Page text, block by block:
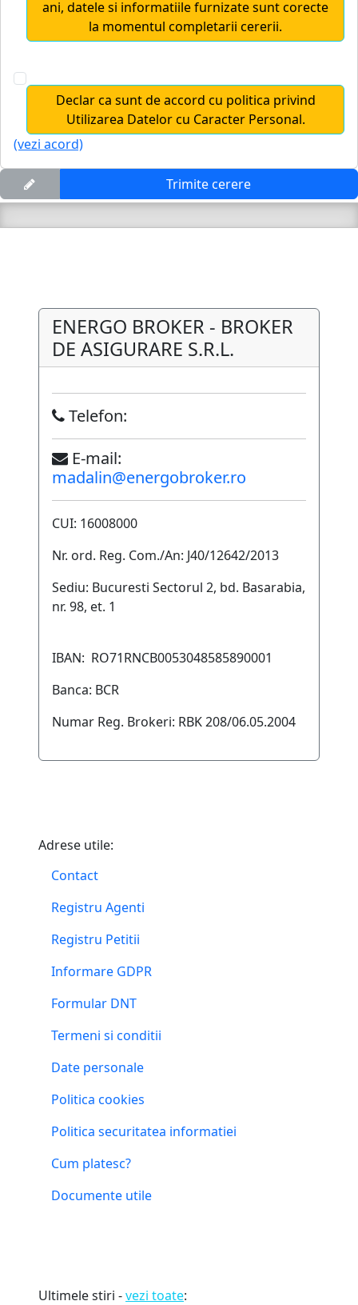
ani, datele si informatiile furnizate sunt corecte
la momentul completarii cererii.
Declar ca sunt de accord cu politica privind
Utilizarea Datelor cu Caracter Personal.
(vezi acord)
Trimite cerere
ENERGO BROKER - BROKER
DE ASIGURARE S.R.L.
Telefon:
E-mail:
madalin@energobroker.ro
CUI: 16008000
Nr. ord. Reg. Com./An: J40/12642/2013
Sediu: Bucuresti Sectorul 2, bd. Basarabia,
nr. 98, et. 1
IBAN: RO71RNCB0053048585890001
Banca: BCR
Numar Reg. Brokeri: RBK 208/06.05.2004
Adrese utile:
Contact
Registru Agenti
Registru Petitii
Informare GDPR
Formular DNT
Termeni si conditii
Date personale
Politica cookies
Politica securitatea informatiei
Cum platesc?
Documente utile
Ultimele stiri -vezi toate: